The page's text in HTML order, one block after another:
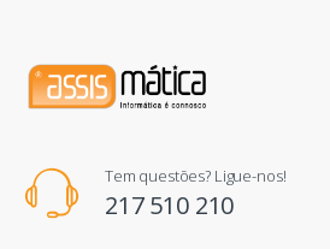
Tem questões? Ligue-nos!
217 510 210